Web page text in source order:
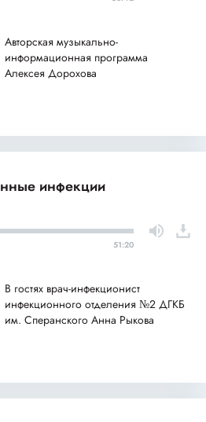
Авторская музыкально-
информационная программа
Алексея Дорохова
инфекции
51:20
В гостях врач-инфекционист
инфекционного отделения №2 ДГКБ
им. Сперанского Анна Рыкова